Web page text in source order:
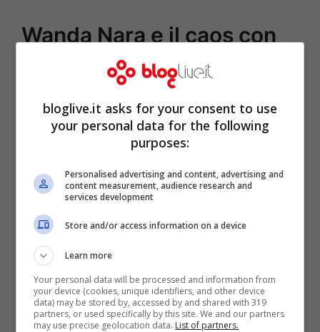
Wanda Nara e il caos con
Mauro Icardi: che altro è
successo?
bloglive.it asks for your consent to use
your personal data for the following
purposes:
Personalised advertising and content, advertising and
content measurement, audience research and
services development
Store and/or access information on a device
Learn more
Your personal data will be processed and information from
your device (cookies, unique identifiers, and other device
data) may be stored by, accessed by and shared with 319
partners, or used specifically by this site. We and our partners
may use precise geolocation data. List of partners.